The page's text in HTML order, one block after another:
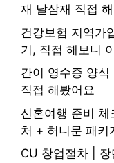
재 날삼재 직접
건강보험 지역가
기, 직접 해보니
간이 영수증 양
직접 해봤어요
신혼여행 준비
처 + 허니문 패키
CU 창업절차 |